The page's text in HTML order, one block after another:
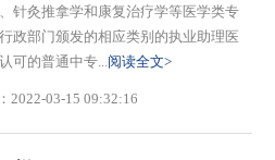
针灸推拿学和康复治疗学等医学类专
政部门颁发的相应类别的执业助理医
可的普通中专... 阅读全文>
2022-03-15 09:32:16